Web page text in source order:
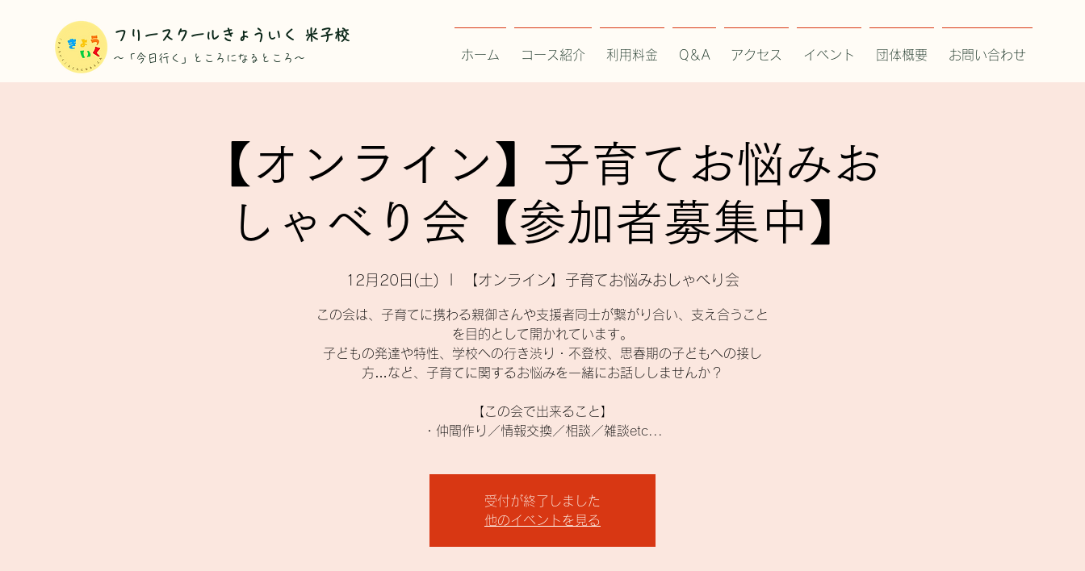
​フリースクールきょういく 米子校
​～「今日行く」ところになるところ～ ホーム コース紹介 利用料金 Q＆A アクセス イベント 団体概要 お問い合わせ
【オンライン】子育てお悩みお
しゃべり会【参加者募集中】
12月20日(土) 【オンライン】子育てお悩みおしゃべり会
この会は、子育てに携わる親御さんや支援者同士が繋がり合い、支え合うこと
を目的として開かれています。
子どもの発達や特性、学校への行き渋り・不登校、思春期の子どもへの接し
方…など、子育てに関するお悩みを一緒にお話ししませんか？
【この会で出来ること】
・仲間作り／情報交換／相談／雑談etc...
受付が終了しました
他のイベントを見る